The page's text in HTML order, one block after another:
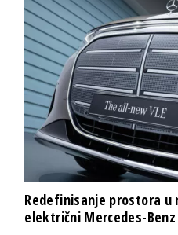
Redefinisanje prostora u
električni Mercedes-Benz